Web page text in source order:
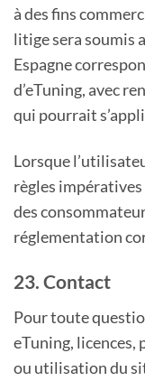
à des fins
litige sera soumis
Espagne
d’eTuning, avec
qui pourrait
Lorsque
règles
des
réglementation
23. Contact
Pour toute
eTuning,
ou utilisation du